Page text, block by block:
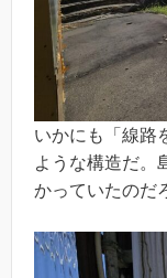
いかにも「線路
ような構造だ。
かっていたのだ